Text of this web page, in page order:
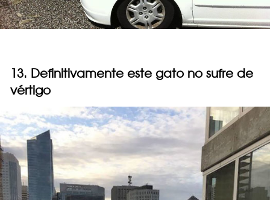
13. Definitivamente este gato no sufre de
vértigo